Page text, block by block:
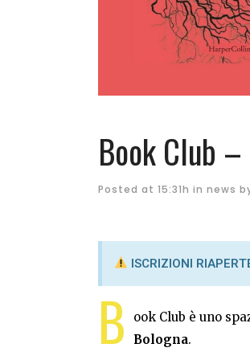
Book Club
Posted at 15:31h in news
ISCRIZIONI
B ook Club è uno
Bologna.